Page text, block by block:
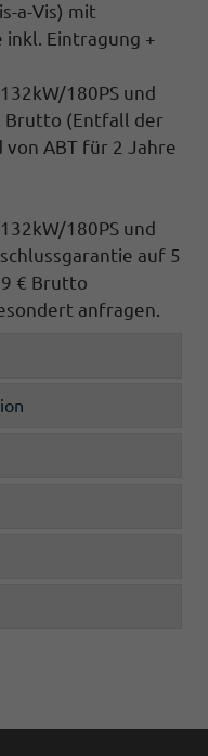
a-Vis) mit
inkl. Eintragung +
180PS und
Brutto (Entfall der
ABT für 2 Jahre
180PS und
auf 5
€ Brutto
anfragen.